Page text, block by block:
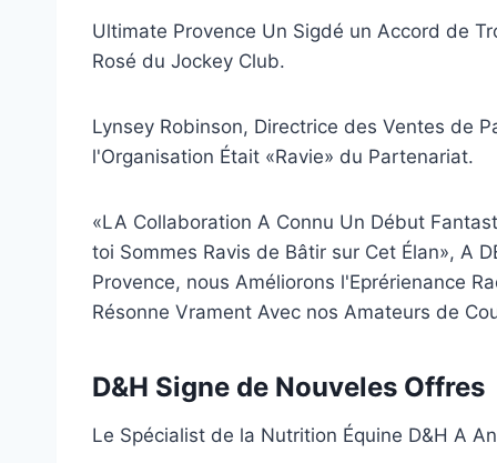
Ultimate Provence Un Sigdé un Accord de
Rosé du Jockey Club.
Lynsey Robinson, Directrice des Ventes de
l'Organisation Était «Ravie» du Partenariat.
«LA Collaboration A Connu Un Début
toi Sommes Ravis de Bâtir sur Cet Élan», A
Provence, nous Améliorons l'Eprérienance
Résonne Vrament Avec nos Amateurs de
D&H Signe de Nouveles Offres
Le Spécialist de la Nutrition Équine D&H A